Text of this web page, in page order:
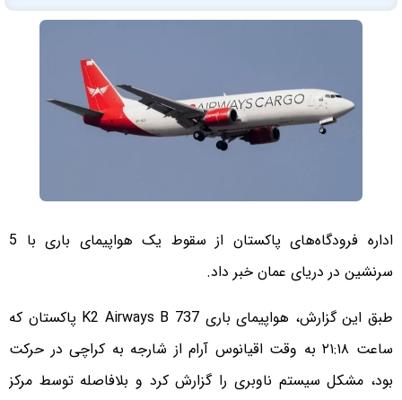
اداره فرودگاه‌های پاکستان از سقوط یک هواپیمای باری با 5
سرنشین در دریای عمان خبر داد.
طبق این گزارش، هواپیمای باری K2 Airways B 737 پاکستان که
ساعت ۲۱:۱۸ به وقت اقیانوس آرام از شارجه به کراچی در حرکت
بود، مشکل سیستم ناوبری را گزارش کرد و بلافاصله توسط مرکز